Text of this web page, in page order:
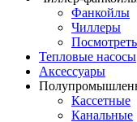
Фанкойлы
Чиллеры
Тепловые насосы
Аксессуары
Кассетные
Канальные